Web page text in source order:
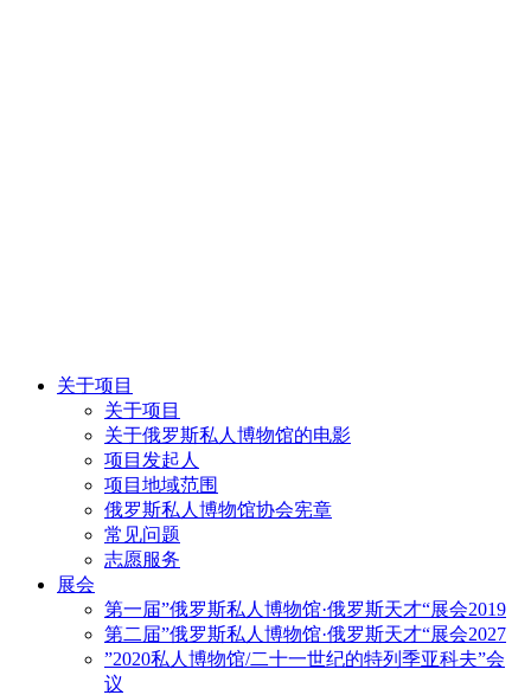
关于项目
关于项目
关于俄罗斯私人博物馆的电影
项目发起人
项目地域范围
俄罗斯私人博物馆协会宪章
常见问题
志愿服务
展会
第一届”俄罗斯私人博物馆·俄罗斯天才“展会2019
第二届”俄罗斯私人博物馆·俄罗斯天才“展会2027
”2020私人博物馆/二十一世纪的特列季亚科夫”会
议